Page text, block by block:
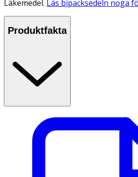
Läkemedel. Läs bipacksedeln noga
Produktfakta